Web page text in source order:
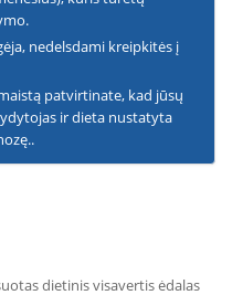
nedelsdami kreipkitės į
patvirtinate, kad jūsų
ir dieta nustatyta
dietinis visavertis ėdalas